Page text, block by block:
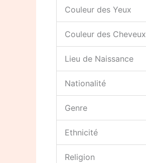
Couleur des Yeux
Couleur des Cheveux
Lieu de Naissance
Nationalité
Genre
Ethnicité
Religion